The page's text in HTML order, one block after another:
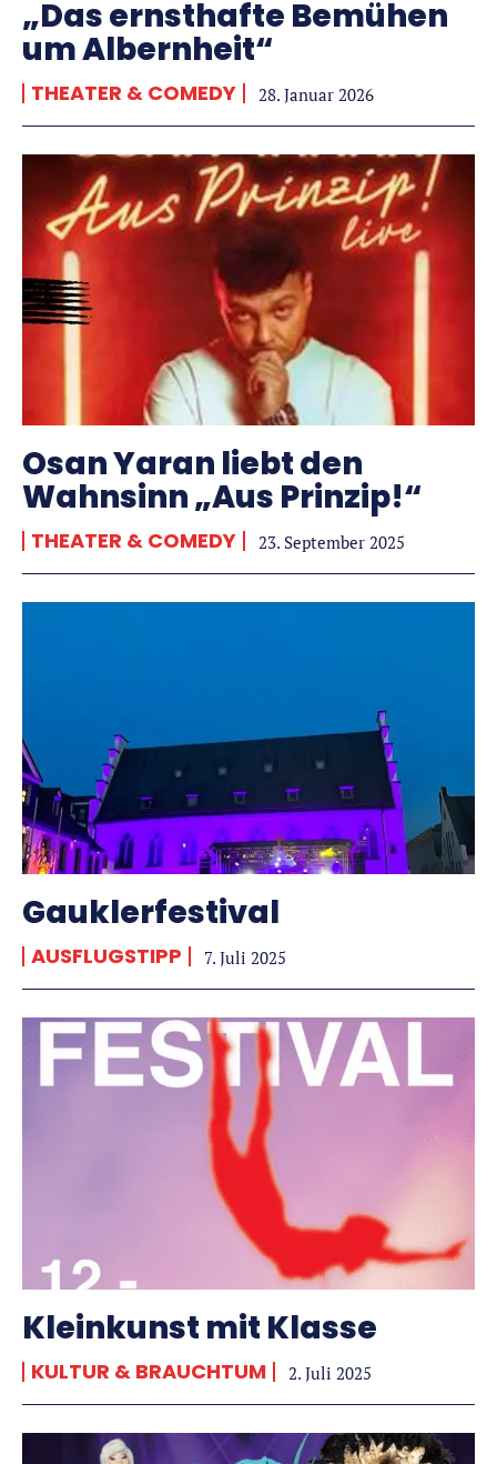
„Das ernsthafte Bemühen
um Albernheit“
THEATER & COMEDY 28. Januar 2026
Osan Yaran liebt den
Wahnsinn „Aus Prinzip!“
THEATER & COMEDY 23. September 2025
Gauklerfestival
AUSFLUGSTIPP 7. Juli 2025
Kleinkunst mit Klasse
KULTUR & BRAUCHTUM 2. Juli 2025